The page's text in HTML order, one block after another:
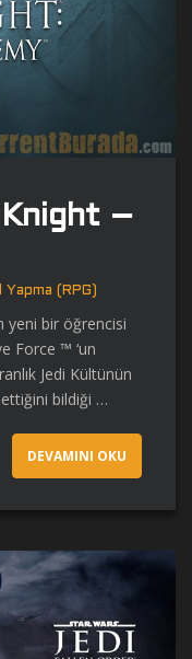
–
Yapma (RPG)
yeni bir öğrencisi
Force ™ ‘un
Jedi Kültünün
bildiği …
DEVAMINI OKU